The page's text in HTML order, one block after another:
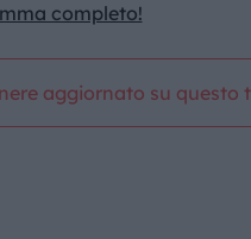
completo!
aggiornato su questo